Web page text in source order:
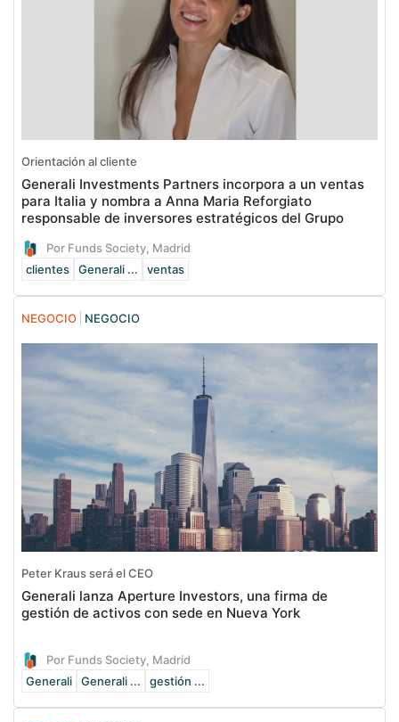
Orientación al cliente
Generali Investments Partners incorpora a un ventas
para Italia y nombra a Anna Maria Reforgiato
responsable de inversores estratégicos del Grupo
Por Funds Society, Madrid
clientes
Generali ... ventas
NEGOCIO NEGOCIO
Peter Kraus será el CEO
Generali lanza Aperture Investors, una firma de
gestión de activos con sede en Nueva York
Por Funds Society, Madrid
Generali
Generali ... gestión ...